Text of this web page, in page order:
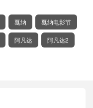
戛纳 戛纳电影节
阿凡达 阿凡达2